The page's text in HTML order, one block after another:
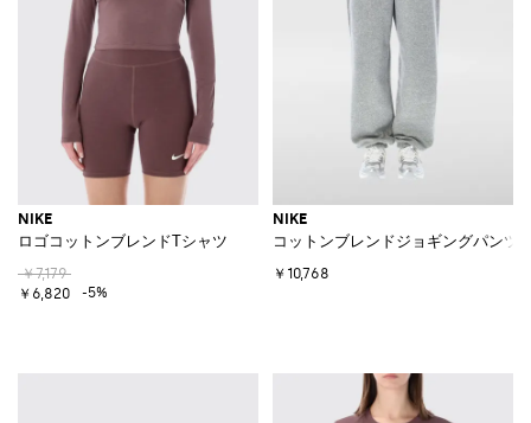
NIKE
ロゴコットンブレンドTシャツ
￥7,179
￥6,820
-5%
NIKE
コットンブレンドジョギングパンツ
￥10,768